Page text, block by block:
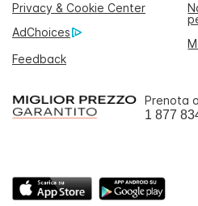
Privacy & Cookie Center
AdChoices
Feedback
Prenota
1 877